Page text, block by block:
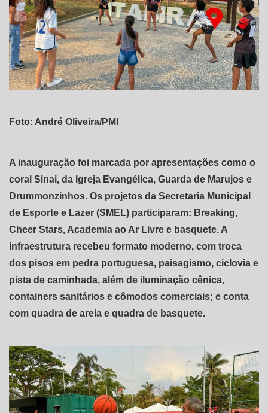
Foto: André Oliveira/PMI
A inauguração foi marcada por apresentações como o
coral Sinai, da Igreja Evangélica, Guarda de Marujos e
Drummonzinhos. Os projetos da Secretaria Municipal
de Esporte e Lazer (SMEL) participaram: Breaking,
Cheer Stars, Academia ao Ar Livre e basquete. A
infraestrutura recebeu formato moderno, com troca
dos pisos em pedra portuguesa, paisagismo, ciclovia e
pista de caminhada, além de iluminação cênica,
containers sanitários e cômodos comerciais; e conta
com quadra de areia e quadra de basquete.